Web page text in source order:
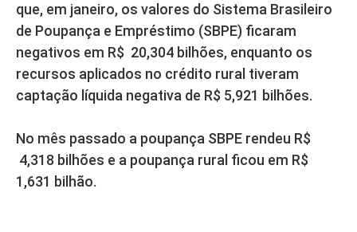
que, em janeiro, os valores do Sistema Brasileiro
de Poupança e Empréstimo (SBPE) ficaram
negativos em R$ 20,304 bilhões, enquanto os
recursos aplicados no crédito rural tiveram
captação líquida negativa de R$ 5,921 bilhões.
No mês passado a poupança SBPE rendeu R$
4,318 bilhões e a poupança rural ficou em R$
1,631 bilhão.